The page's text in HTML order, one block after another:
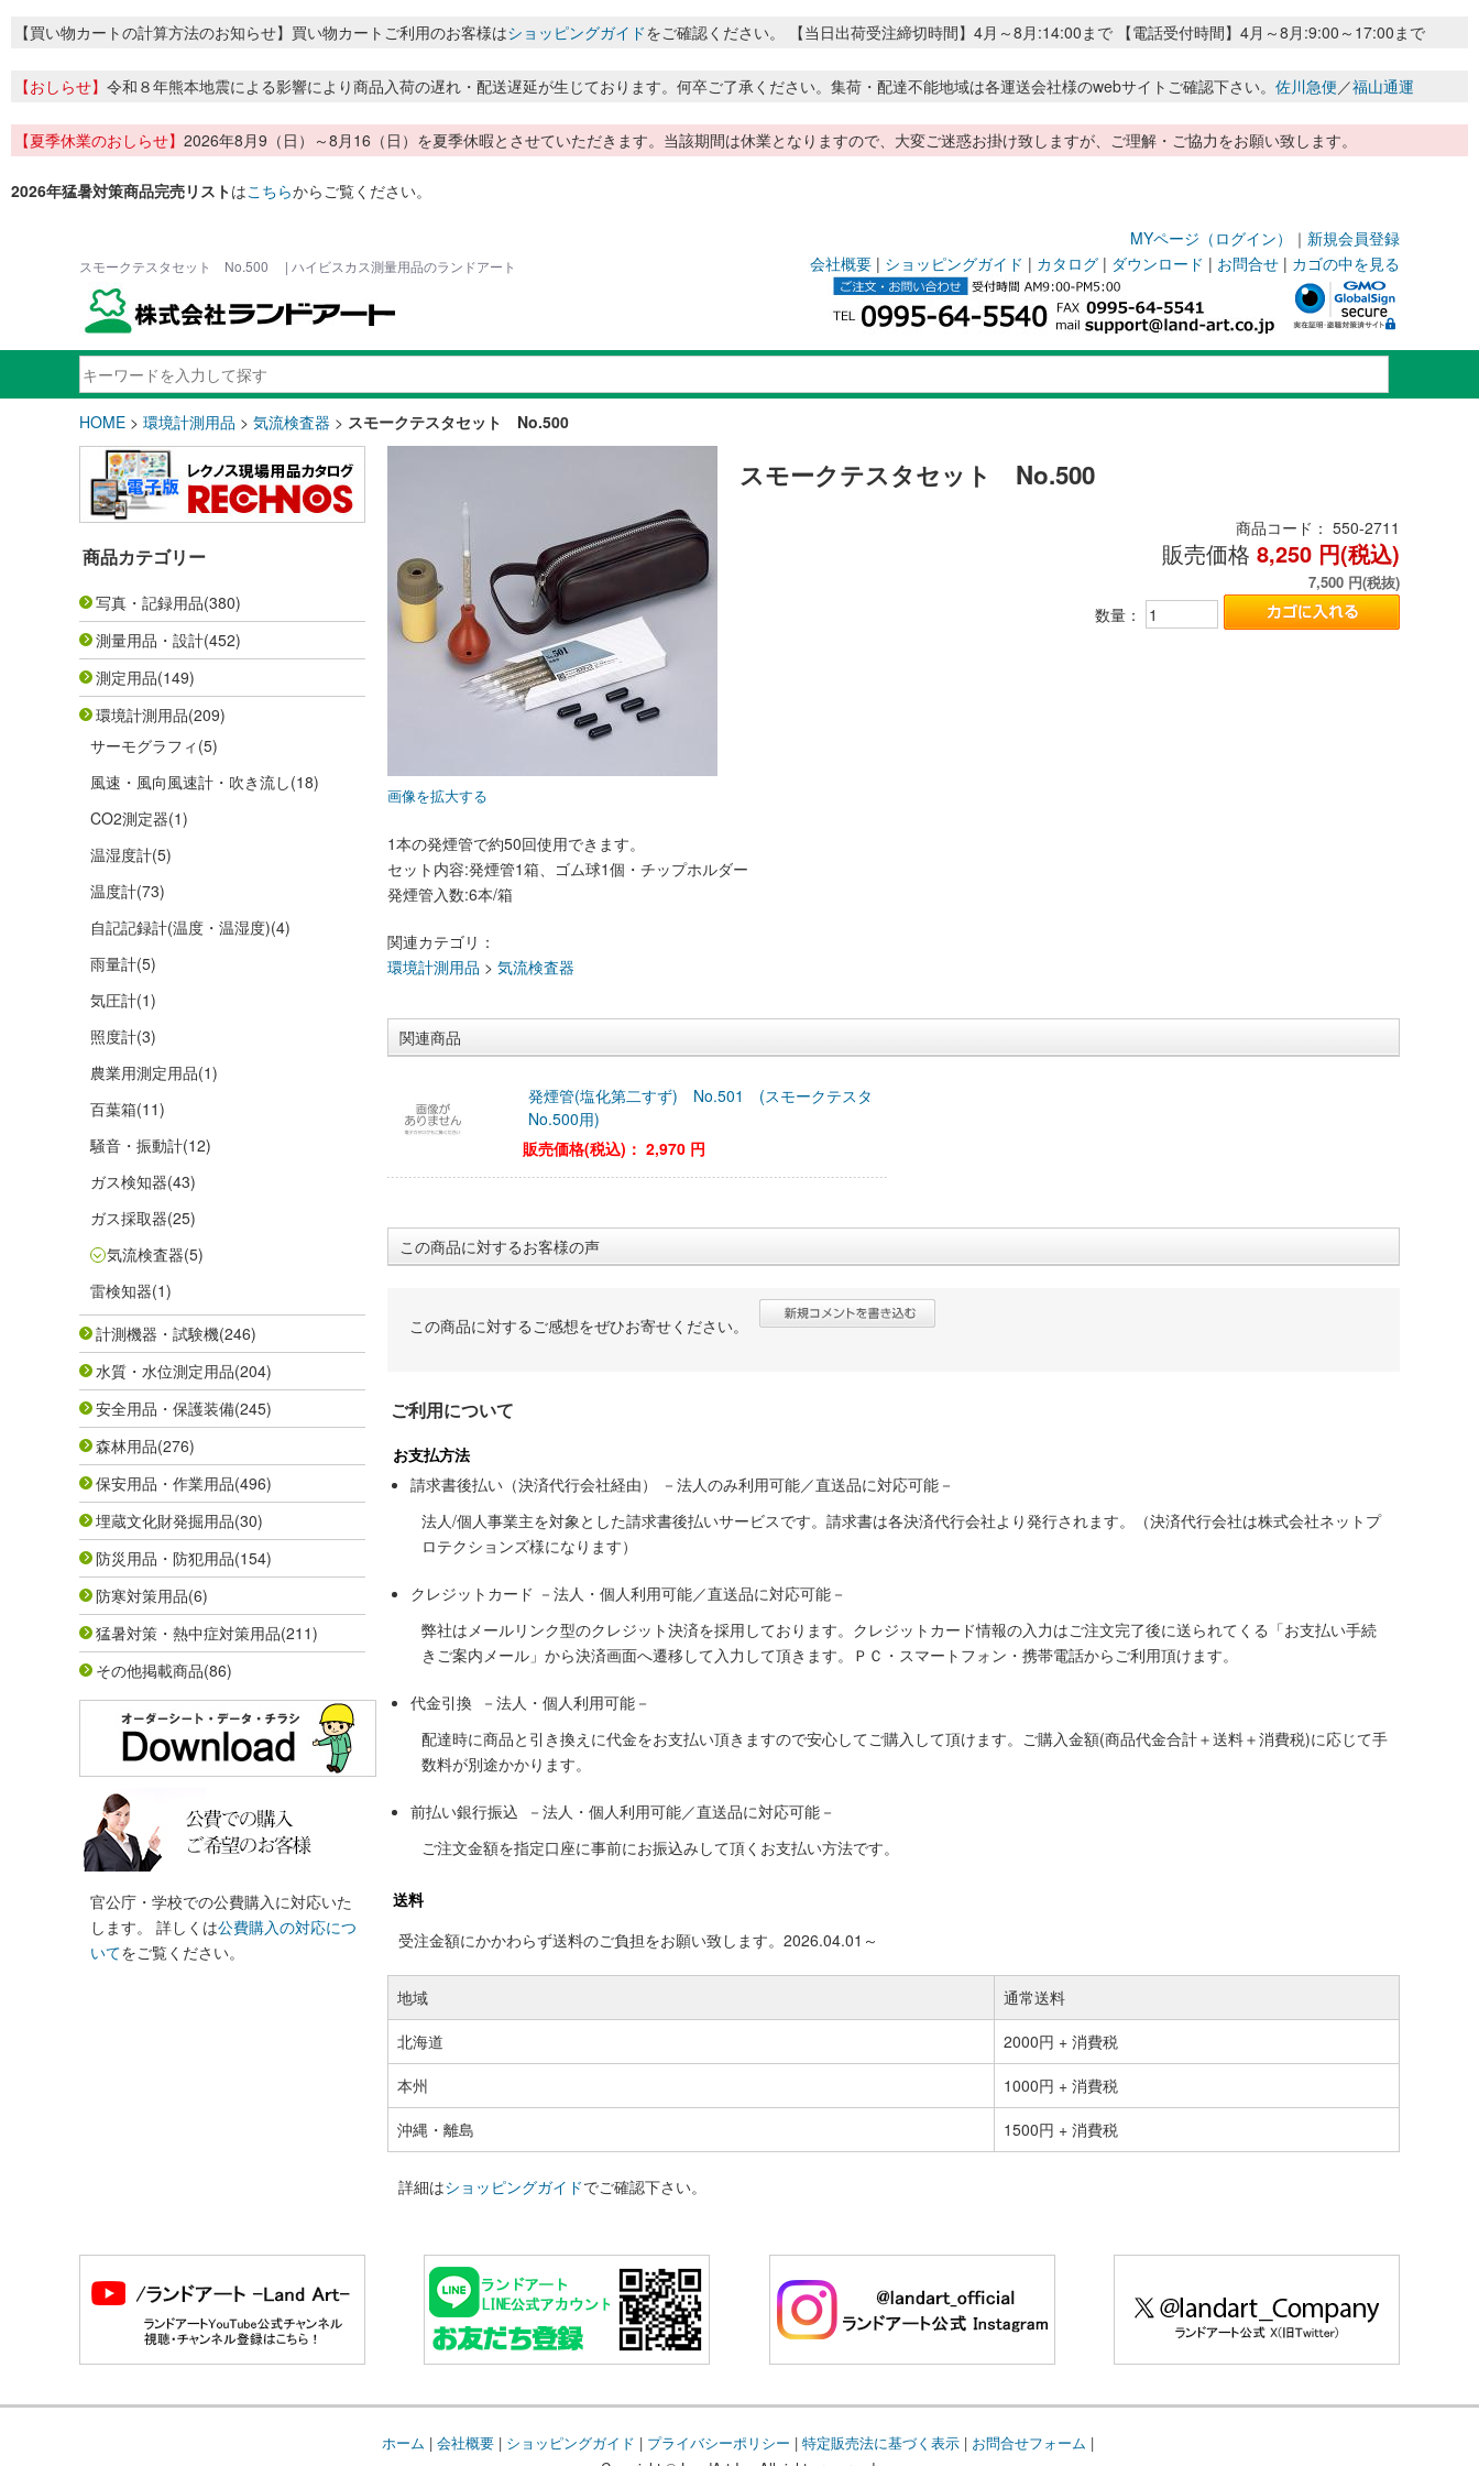
【買い物カートの計算方法のお知らせ】買い物カートご利用のお客様はショッピングガイドをご確認ください。 【当日出荷受注締切時間】4月～8月:14:00まで 【電話受付時間】4月～8月:9:00～17:00まで
【おしらせ】 令和８年熊本地震による影響により商品入荷の遅れ・配送遅延が生じております。何卒ご了承ください。集荷・配達不能地域は各運送会社様のwebサイトご確認下さい。 佐川急便／福山通運
【夏季休業のおしらせ】 2026年8月9（日）～8月16（日）を夏季休暇とさせていただきます。当該期間は休業となりますので、大変ご迷惑お掛け致しますが、ご理解・ご協力をお願い致します。
2026年猛暑対策商品完売リストはこちらからご覧ください。
MYページ（ログイン） ｜ 新規会員登録
スモークテスタセット No.500 | ハイビスカス測量用品のランドアート 会社概要 | ショッピングガイド | カタログ | ダウンロード | お問合せ | カゴの中を見る
HOME > 環境計測用品 > 気流検査器 > スモークテスタセット No.500
商品カテゴリー
写真・記録用品(380)
測量用品・設計(452)
測定用品(149)
環境計測用品(209)
サーモグラフィ (5)
風速・風向風速計・吹き流し(18)
CO2測定器(1)
温湿度計(5)
温度計(73)
自記記録計(温度・温湿度)(4)
雨量計(5)
気圧計(1)
照度計(3)
農業用測定用品(1)
百葉箱(11)
騒音・振動計(12)
ガス検知器(43)
ガス採取器(25)
気流検査器(5)
雷検知器(1)
計測機器・試験機(246)
水質・水位測定用品(204)
安全用品・保護装備(245)
森林用品(276)
保安用品・作業用品(496)
埋蔵文化財発掘用品(30)
防災用品・防犯用品(154)
防寒対策用品(6)
猛暑対策・熱中症対策用品(211)
その他掲載商品(86)
官公庁・学校での公費購入に対応いた
します。 詳しくは公費購入の対応につ
いてをご覧ください。
画像を拡大する
スモークテスタセット No.500
商品コード： 550-2711
販売価格 8,250 円(税込)
7,500 円(税抜)
数量：
1本の発煙管で約50回使用できます。
セット内容:発煙管1箱、ゴム球1個・チップホルダー
発煙管入数:6本/箱
関連カテゴリ：
環境計測用品 > 気流検査器
関連商品
発煙管(塩化第二すず) No.501 (スモークテスタ
No.500用)
販売価格(税込)： 2,970 円
この商品に対するお客様の声
この商品に対するご感想をぜひお寄せください。
ご利用について
お支払方法
請求書後払い（決済代行会社経由） －法人のみ利用可能／直送品に対応可能－
法人/個人事業主を対象とした請求書後払いサービスです。請求書は各決済代行会社より発行されます。（決済代行会社は株式会社ネットプ
ロテクションズ様になります）
クレジットカード －法人・個人利用可能／直送品に対応可能－
弊社はメールリンク型のクレジット決済を採用しております。クレジットカード情報の入力はご注文完了後に送られてくる「お支払い手続
きご案内メール」から決済画面へ遷移して入力して頂きます。ＰＣ・スマートフォン・携帯電話からご利用頂けます。
代金引換 －法人・個人利用可能－
配達時に商品と引き換えに代金をお支払い頂きますので安心してご購入して頂けます。ご購入金額(商品代金合計＋送料＋消費税)に応じて手
数料が別途かかります。
前払い銀行振込 －法人・個人利用可能／直送品に対応可能－
ご注文金額を指定口座に事前にお振込みして頂くお支払い方法です。
送料
受注金額にかかわらず送料のご負担をお願い致します。2026.04.01～
地域
通常送料
北海道
2000円 + 消費税
本州
1000円 + 消費税
沖縄・離島
1500円 + 消費税
詳細はショッピングガイドでご確認下さい。
ホーム | 会社概要| ショッピングガイド | プライバシーポリシー | 特定販売法に基づく表示| お問合せフォーム |